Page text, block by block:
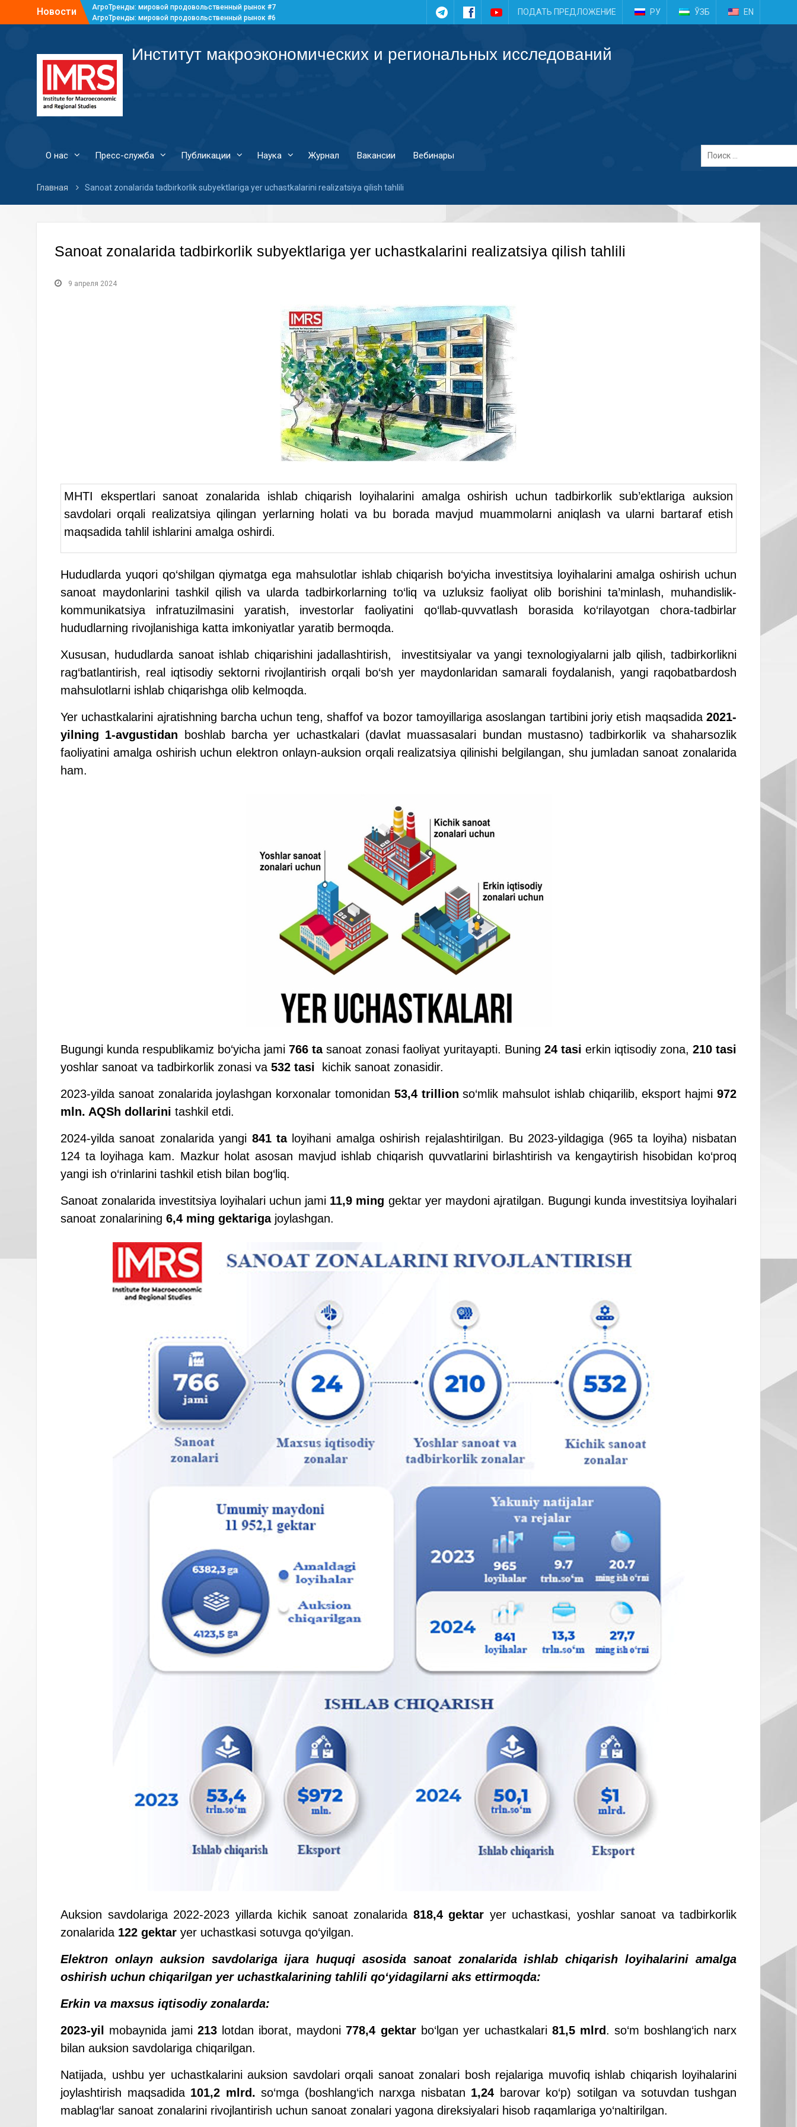
Новости
АгроТренды: мировой продовольственный рынок #7
АгроТренды: мировой продовольственный рынок #6
TelegramFacebookYouTubeПОДАТЬ ПРЕДЛОЖЕНИЕ РУ ЎЗБ EN
Институт макроэкономических и региональных исследований
О нас Пресс-служба Публикации Наука Журнал Вакансии Вебинары
Главная Sanoat zonalarida tadbirkorlik subyektlariga yer uchastkalarini realizatsiya qilish tahlili
Sanoat zonalarida tadbirkorlik subyektlariga yer uchastkalarini realizatsiya qilish tahlili
9 апреля 2024
MHTI ekspertlari sanoat zonalarida ishlab chiqarish loyihalarini amalga oshirish uchun tadbirkorlik sub’ektlariga auksion
savdolari orqali realizatsiya qilingan yerlarning holati va bu borada mavjud muammolarni aniqlash va ularni bartaraf etish
maqsadida tahlil ishlarini amalga oshirdi.
Hududlarda yuqori qo‘shilgan qiymatga ega mahsulotlar ishlab chiqarish bo‘yicha investitsiya loyihalarini amalga oshirish uchun
sanoat maydonlarini tashkil qilish va ularda tadbirkorlarning to‘liq va uzluksiz faoliyat olib borishini ta’minlash, muhandislik-
kommunikatsiya infratuzilmasini yaratish, investorlar faoliyatini qo‘llab-quvvatlash borasida ko‘rilayotgan chora-tadbirlar
hududlarning rivojlanishiga katta imkoniyatlar yaratib bermoqda.
Xususan, hududlarda sanoat ishlab chiqarishini jadallashtirish, investitsiyalar va yangi texnologiyalarni jalb qilish, tadbirkorlikni
rag‘batlantirish, real iqtisodiy sektorni rivojlantirish orqali bo‘sh yer maydonlaridan samarali foydalanish, yangi raqobatbardosh
mahsulotlarni ishlab chiqarishga olib kelmoqda.
Yer uchastkalarini ajratishning barcha uchun teng, shaffof va bozor tamoyillariga asoslangan tartibini joriy etish maqsadida 2021-
yilning 1-avgustidan boshlab barcha yer uchastkalari (davlat muassasalari bundan mustasno) tadbirkorlik va shaharsozlik
faoliyatini amalga oshirish uchun elektron onlayn-auksion orqali realizatsiya qilinishi belgilangan, shu jumladan sanoat zonalarida
ham.
Bugungi kunda respublikamiz bo‘yicha jami 766 tasanoat zonasi faoliyat yuritayapti. Buning 24 tasi erkin iqtisodiy zona, 210 tasi
yoshlar sanoat va tadbirkorlik zonasi va 532 tasi kichik sanoat zonasidir.
2023-yilda sanoat zonalarida joylashgan korxonalar tomonidan 53,4 trillion so‘mlik mahsulot ishlab chiqarilib, eksport hajmi972
mln. AQSh dollarini tashkil etdi.
2024-yilda sanoat zonalarida yangi 841 taloyihani amalga oshirish rejalashtirilgan. Bu 2023-yildagiga (965 ta loyiha) nisbatan
124 ta loyihaga kam. Mazkur holat asosan mavjud ishlab chiqarish quvvatlarini birlashtirish va kengaytirish hisobidan ko‘proq
yangi ish o‘rinlarini tashkil etish bilan bog‘liq.
Sanoat zonalarida investitsiya loyihalari uchun jami 11,9 ming gektar yer maydoni ajratilgan. Bugungi kunda investitsiya loyihalari
sanoat zonalarining 6,4 ming gektarigajoylashgan.
Auksion savdolariga 2022-2023 yillarda kichik sanoat zonalarida 818,4 gektar yer uchastkasi, yoshlar sanoat va tadbirkorlik
zonalarida 122 gektar yer uchastkasi sotuvga qo‘yilgan.
Elektron onlayn auksion savdolariga ijara huquqi asosida sanoat zonalarida ishlab chiqarish loyihalarini amalga
oshirish uchun chiqarilgan yer uchastkalarining tahlili qo‘yidagilarni aks ettirmoqda:
Erkin va maxsus iqtisodiy zonalarda:
2023-yil mobaynida jami213 lotdan iborat, maydoni778,4 gektar bo‘lgan yer uchastkalari 81,5 mlrd. so‘m boshlang‘ich narx
bilan auksion savdolariga chiqarilgan.
Natijada, ushbu yer uchastkalarini auksion savdolari orqali sanoat zonalari bosh rejalariga muvofiq ishlab chiqarish loyihalarini
joylashtirish maqsadida 101,2 mlrd. so‘mga (boshlang‘ich narxga nisbatan 1,24 barovar ko‘p) sotilgan va sotuvdan tushgan
mablag‘lar sanoat zonalarini rivojlantirish uchun sanoat zonalari yagona direksiyalari hisob raqamlariga yo‘naltirilgan.